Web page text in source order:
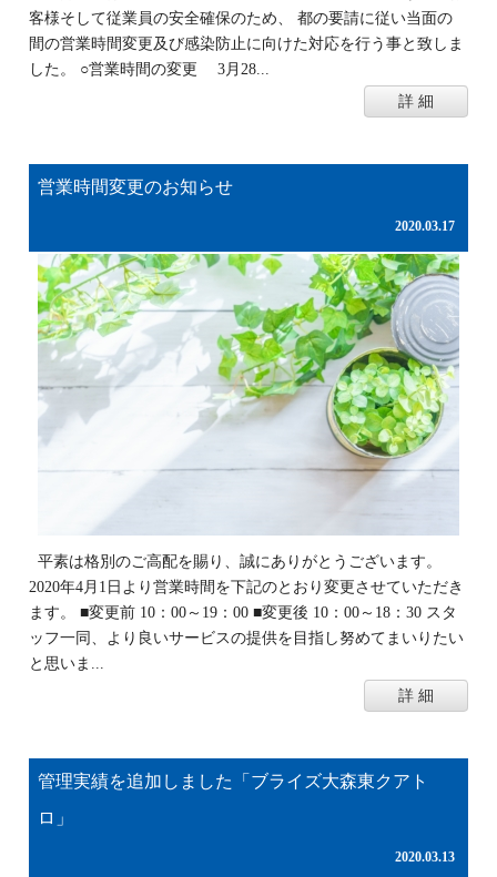
客様そして従業員の安全確保のため、 都の要請に従い当面の
間の営業時間変更及び感染防止に向けた対応を行う事と致しま
した。 ○営業時間の変更 3月28...
詳 細
営業時間変更のお知らせ
2020.03.17
平素は格別のご高配を賜り、誠にありがとうございます。
2020年4月1日より営業時間を下記のとおり変更させていただき
ます。 ■変更前 10：00～19：00 ■変更後 10：00～18：30 スタ
ッフ一同、より良いサービスの提供を目指し努めてまいりたい
と思いま...
詳 細
管理実績を追加しました「ブライズ大森東クアト
ロ」
2020.03.13